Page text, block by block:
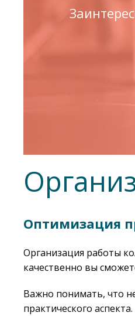
Оптимизация
Организация работы
качественно вы
Важно понимать, что
практического